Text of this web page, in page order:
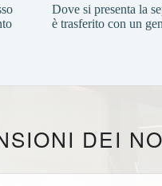
Dove si presenta la
è trasferito con un
DEI